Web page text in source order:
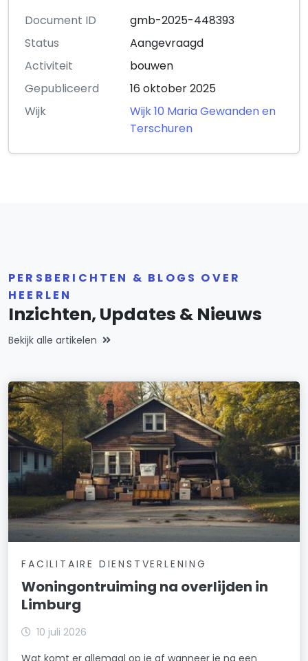
Document ID
gmb-2025-448393
Status
Aangevraagd
Activiteit
bouwen
Gepubliceerd
16 oktober 2025
Wijk
Wijk 10 Maria Gewanden en
Terschuren
PERSBERICHTEN & BLOGS OVER
HEERLEN
Inzichten, Updates & Nieuws
Bekijk alle artikelen
FACILITAIRE DIENSTVERLENING
Woningontruiming na overlijden in
Limburg
10 juli 2026